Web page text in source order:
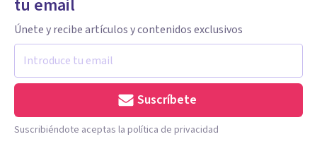
tu email
Únete y recibe artículos y contenidos exclusivos
Suscríbete
Suscribiéndote aceptas la política de privacidad